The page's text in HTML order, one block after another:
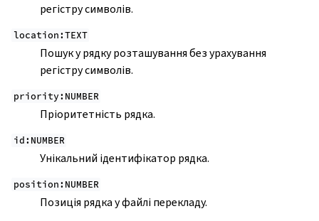
регістру символів.
location:TEXT
Пошук у рядку розташування без урахування
регістру символів.
priority:NUMBER
Пріоритетність рядка.
id:NUMBER
Унікальний ідентифікатор рядка.
position:NUMBER
Позиція рядка у файлі перекладу.